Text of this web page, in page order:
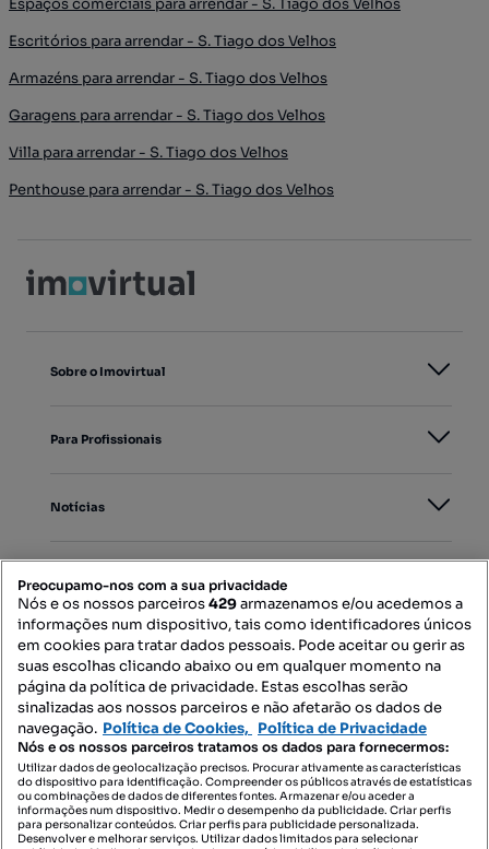
Escritórios para arrendar - S. Tiago dos Velhos
Armazéns para arrendar - S. Tiago dos Velhos
Garagens para arrendar - S. Tiago dos Velhos
Villa para arrendar - S. Tiago dos Velhos
Penthouse para arrendar - S. Tiago dos Velhos
Sobre o Imovirtual
Para Profissionais
Notícias
Mapa do Site
Contacte-nos
SIGA-NOS:
Preocupamo-nos com a sua privacidade
Nós e os nossos parceiros429armazenamos e/ou acedemos a
informações num dispositivo, tais como identificadores únicos
em cookies para tratar dados pessoais. Pode aceitar ou gerir as
suas escolhas clicando abaixo ou em qualquer momento na
página da política de privacidade. Estas escolhas serão
sinalizadas aos nossos parceiros e não afetarão os dados de
navegação. Política de Cookies, Política de Privacidade
Nós e os nossos parceiros tratamos os dados para fornecermos:
Utilizar dados de geolocalização precisos. Procurar ativamente as características
do dispositivo para identificação. Compreender os públicos através de estatísticas
ou combinações de dados de diferentes fontes. Armazenar e/ou aceder a
informações num dispositivo. Medir o desempenho da publicidade. Criar perfis
para personalizar conteúdos. Criar perfis para publicidade personalizada.
Desenvolver e melhorar serviços. Utilizar dados limitados para selecionar